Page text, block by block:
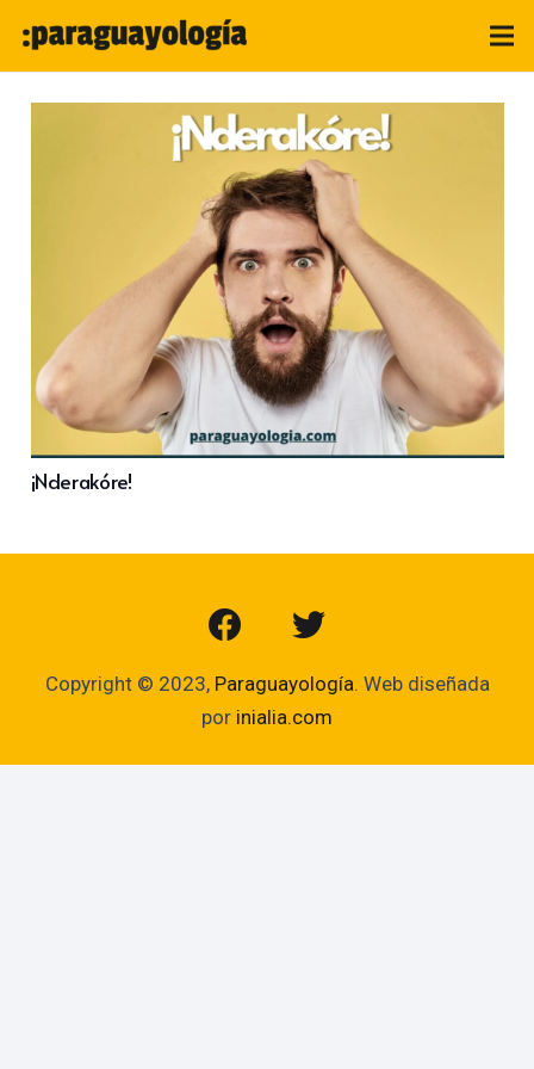
¡Nderakóre!
Copyright © 2023, Paraguayología. Web diseñada
por inialia.com